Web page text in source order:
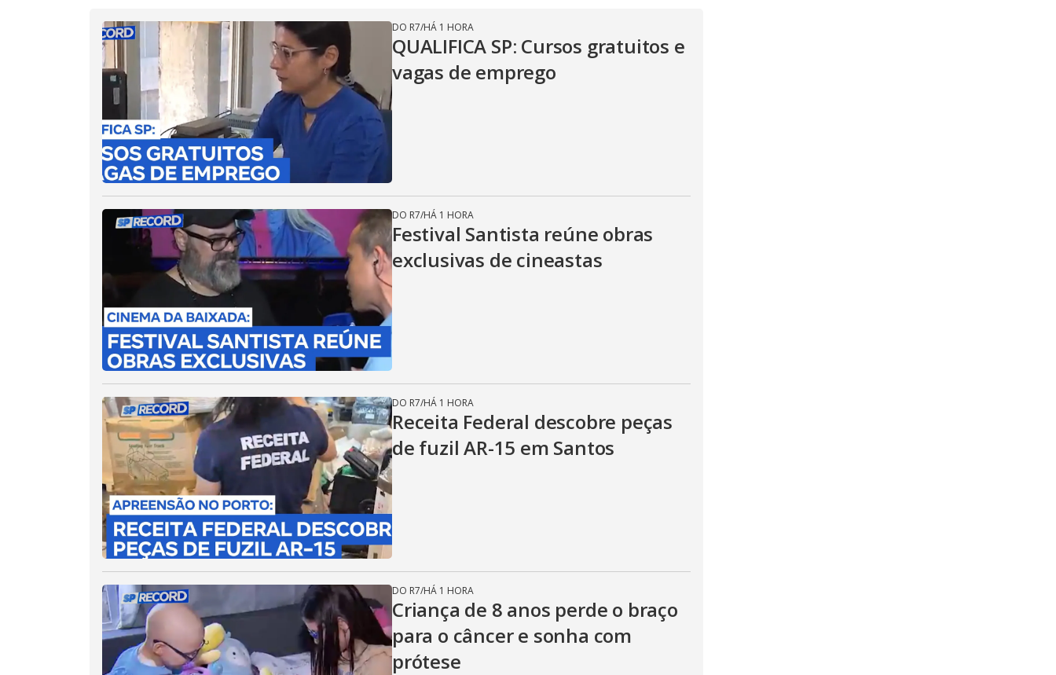
DO R7/HÁ 1 HORA
QUALIFICA SP: Cursos gratuitos e
vagas de emprego
DO R7/HÁ 1 HORA
Festival Santista reúne obras
exclusivas de cineastas
DO R7/HÁ 1 HORA
Receita Federal descobre peças
de fuzil AR-15 em Santos
DO R7/HÁ 1 HORA
Criança de 8 anos perde o braço
para o câncer e sonha com
prótese